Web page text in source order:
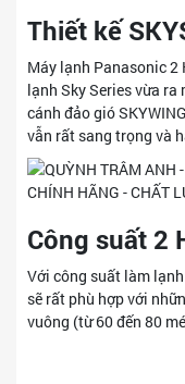
Thiết kế
Máy lạnh Panasonic 2
lạnh Sky Series vừa
cánh đảo gió
vẫn rất sang trọng và
Công suất 2
Với công suất làm
sẽ rất phù hợp với
vuông (từ 60 đến 80